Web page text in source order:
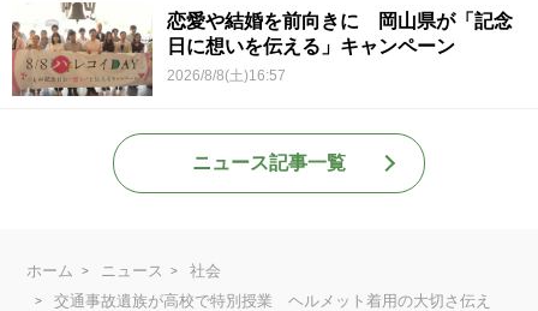
恋愛や結婚を前向きに 岡山県が「記念
日に想いを伝える」キャンペーン
2026/8/8(土)16:57
ニュース記事一覧
ホーム ニュース
社会
交通事故遺族が高校で特別授業 ヘルメット着用の大切さ伝え